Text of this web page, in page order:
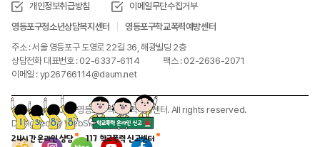
24시간 온라인 상담 117 학교폭력 신고센터
개인정보취급방침
이메일무단수집거부
영등포구청소년상담복지센터
영등포구학교폭력예방센터
주소 : 서울 영등포구 도영로 22길 36, 해광빌딩 2층
상담전화 대표번호 : 02-6337-6114
팩스 : 02-2636-2071
이메일 : yp26766114@daum.net
Copyright 2023 영등포구학교폭력예방센터. All rights reserved.
Designed byWebSite.co.kr